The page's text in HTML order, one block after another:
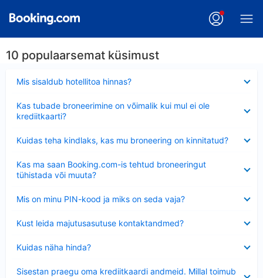
10 populaarsemat küsimust
Mis sisaldub hotellitoa hinnas?
Kas tubade broneerimine on võimalik kui mul ei ole
krediitkaarti?
Kuidas teha kindlaks, kas mu broneering on kinnitatud?
Kas ma saan Booking.com-is tehtud broneeringut
tühistada või muuta?
Mis on minu PIN-kood ja miks on seda vaja?
Kust leida majutusasutuse kontaktandmed?
Kuidas näha hinda?
Sisestan praegu oma krediitkaardi andmeid. Millal toimub